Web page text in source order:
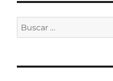
Buscar
por: